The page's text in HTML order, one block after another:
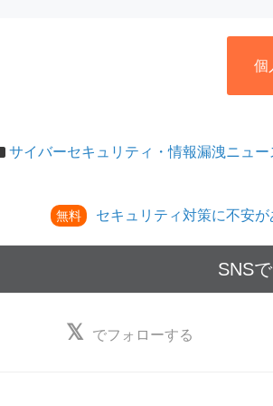
個
サイバーセキュリティ・情報漏洩ニュー
無料 セキュリティ対策に不安
SNS
でフォローする